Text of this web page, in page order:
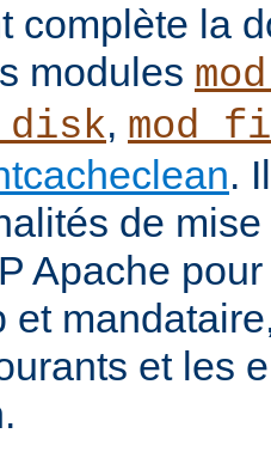
complète la
modules
,
.
de
Apache
et
et les